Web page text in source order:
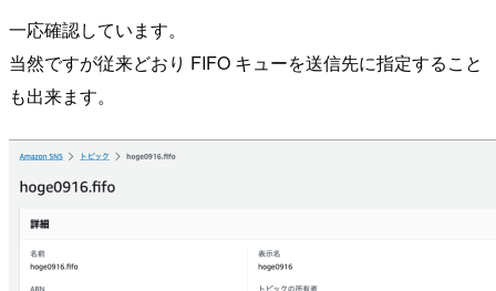
一応確認しています。
当然ですが従来どおり FIFO キューを送信先に指定すること
も出来ます。